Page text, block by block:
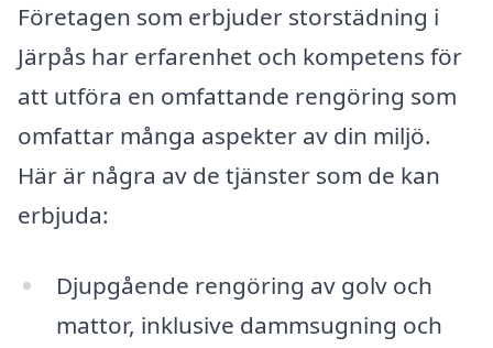
Företagen som erbjuder storstädning i
Järpås har erfarenhet och kompetens för
att utföra en omfattande rengöring som
omfattar många aspekter av din miljö.
Här är några av de tjänster som de kan
erbjuda:
Djupgående rengöring av golv och
mattor, inklusive dammsugning och